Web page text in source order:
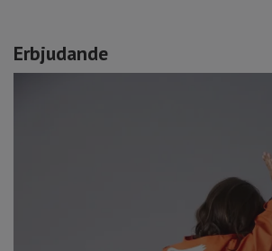
Erbjudande